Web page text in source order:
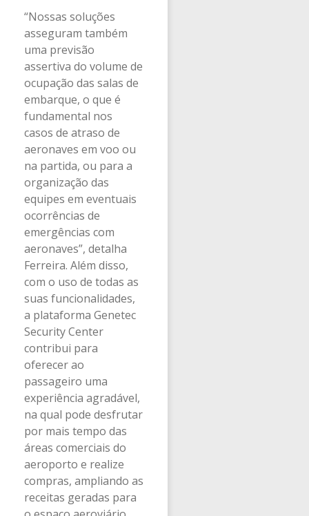
“Nossas soluções
asseguram também
uma previsão
assertiva do volume de
ocupação das salas de
embarque, o que é
fundamental nos
casos de atraso de
aeronaves em voo ou
na partida, ou para a
organização das
equipes em eventuais
ocorrências de
emergências com
aeronaves”, detalha
Ferreira. Além disso,
com o uso de todas as
suas funcionalidades,
a plataforma Genetec
Security Center
contribui para
oferecer ao
passageiro uma
experiência agradável,
na qual pode desfrutar
por mais tempo das
áreas comerciais do
aeroporto e realize
compras, ampliando as
receitas geradas para